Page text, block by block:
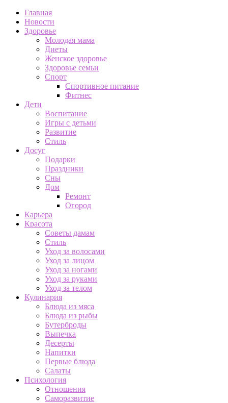
Главная
Новости
Здоровье
Молодая мама
Диеты
Женское здоровье
Здоровье семьи
Спорт
Спортивное питание
Фитнес
Дети
Воспитание
Игры с детьми
Развитие
Стиль
Досуг
Подарки
Праздники
Сны
Дом
Ремонт
Огород
Карьера
Красота
Советы дамам
Стиль
Уход за волосами
Уход за лицом
Уход за ногами
Уход за руками
Уход за телом
Кулинария
Блюда из мяса
Блюда из рыбы
Бутерброды
Выпечка
Десерты
Напитки
Первые блюда
Салаты
Психология
Отношения
Саморазвитие